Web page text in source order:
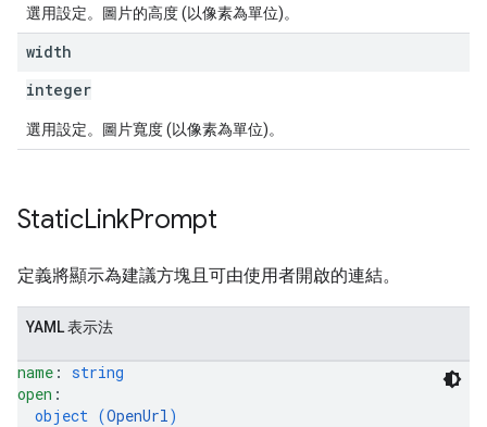
選用設定。圖片的高度 (以像素為單位)。
width
integer
選用設定。圖片寬度 (以像素為單位)。
StaticLinkPrompt
定義將顯示為建議方塊且可由使用者開啟的連結。
YAML 表示法
name : string
open :
object (OpenUrl)